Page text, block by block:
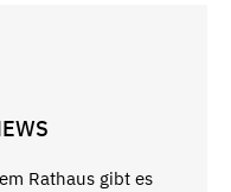
Rathaus gibt es